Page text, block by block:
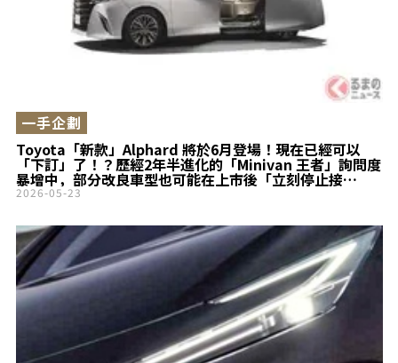
Toyota「新款」Alphard 將於6月登場！現在已經可以
「下訂」了！？歷經2年半進化的「Minivan 王者」詢問度
暴增中，部分改良車型也可能在上市後「立刻停止接
單」！？最新消息曝光！
一手企劃
2026-05-23